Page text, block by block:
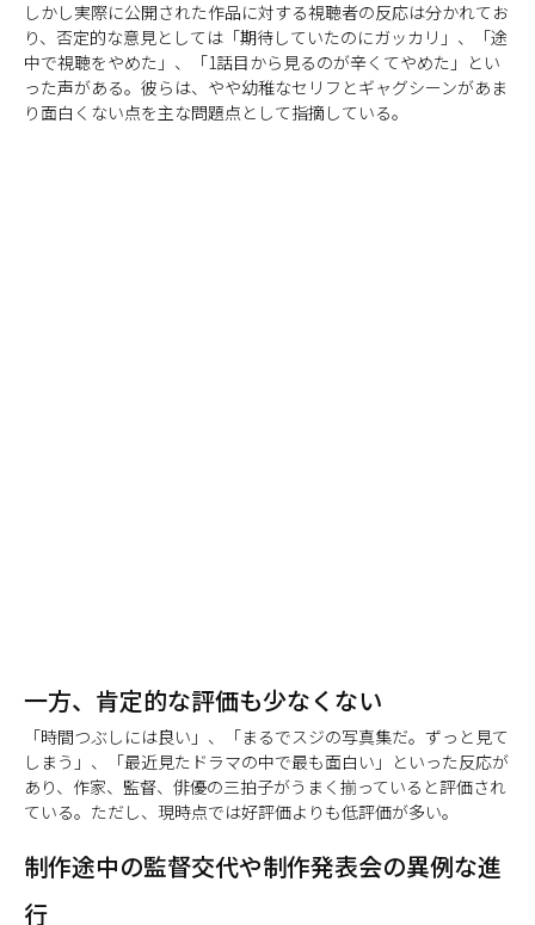
しかし実際に公開された作品に対する視聴者の反応は分かれてお
り、否定的な意見としては「期待していたのにガッカリ」、「途
中で視聴をやめた」、「1話目から見るのが辛くてやめた」とい
った声がある。彼らは、やや幼稚なセリフとギャグシーンがあま
り面白くない点を主な問題点として指摘している。
一方、肯定的な評価も少なくない
「時間つぶしには良い」、「まるでスジの写真集だ。ずっと見て
しまう」、「最近見たドラマの中で最も面白い」といった反応が
あり、作家、監督、俳優の三拍子がうまく揃っていると評価され
ている。ただし、現時点では好評価よりも低評価が多い。
制作途中の監督交代や制作発表会の異例な進
行